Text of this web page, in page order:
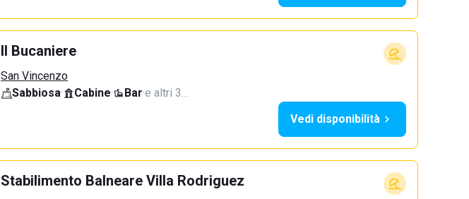
Il Bucaniere
San Vincenzo
Sabbiosa· Cabine· Bar·e altri 3…
Vedi disponibilità
Stabilimento Balneare Villa Rodriguez